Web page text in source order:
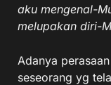
aku mengenal-
melupakan diri-
Adanya
seseorang yg